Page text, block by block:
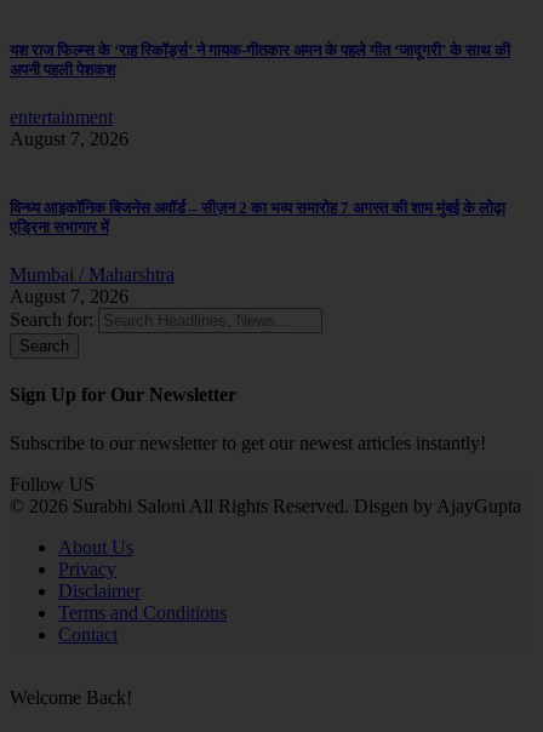
यश राज फिल्म्स के ‘राह रिकॉर्ड्स’ ने गायक-गीतकार अमन के पहले गीत ‘जादूगरी’ के साथ की
अपनी पहली पेशकश
entertainment
August 7, 2026
विन्ध्य आइकॉनिक बिजनेस अवॉर्ड – सीज़न 2 का भव्य समारोह 7 अगस्त की शाम मुंबई के लोढ़ा
एड्रिना सभागार में
Mumbai / Maharshtra
August 7, 2026
Search for:
Sign Up for Our Newsletter
Subscribe to our newsletter to get our newest articles instantly!
Follow US
© 2026 Surabhi Saloni All Rights Reserved. Disgen by AjayGupta
About Us
Privacy
Disclaimer
Terms and Conditions
Contact
Welcome Back!